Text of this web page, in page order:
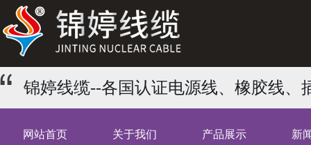
锦婷线缆--各国认证电源线、橡胶线
网站首页 关于我们 产品展示 新